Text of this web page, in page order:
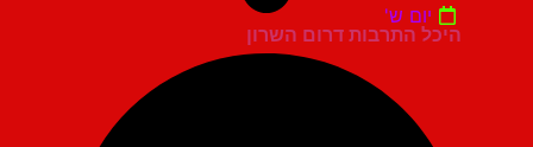
היכל התרבות דרום השרון
יום ש'